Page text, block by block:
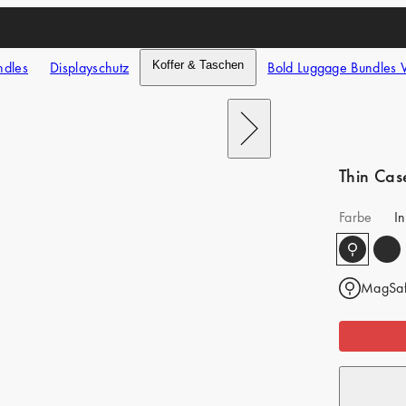
Displayschutz Koffer & Taschen Bold Luggage Bundles
Nach
rechts
schieben
Thin
Farbe